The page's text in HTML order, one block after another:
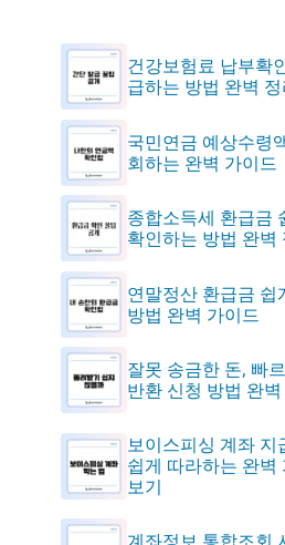
건강보험료 납부확
급하는 방법 완벽 정
국민연금 예상수령
회하는 완벽 가이드
종합소득세 환급금
확인하는 방법 완벽
연말정산 환급금 쉽
방법 완벽 가이드
잘못 송금한 돈, 빠
반환 신청 방법 완벽
보이스피싱 계좌 지
쉽게 따라하는 완벽
보기